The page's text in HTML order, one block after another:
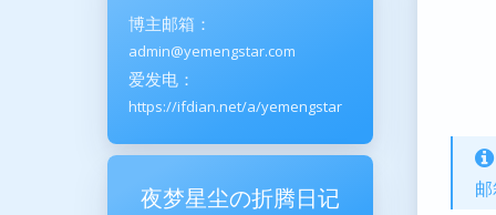
博主邮箱：
admin@yemengstar.com
爱发电：
https://ifdian.net/a/yemengstar
夜梦星尘の折腾日记